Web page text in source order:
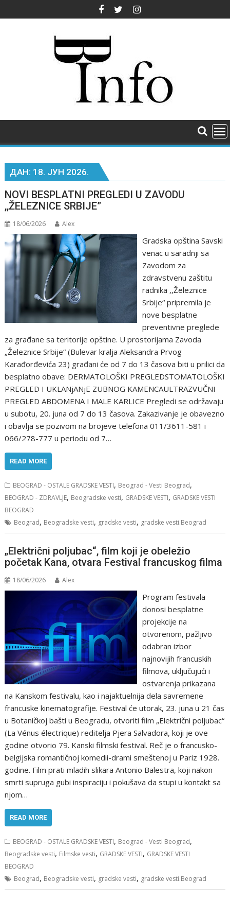
to
ДАН: 18. ЈУН 2026.
NOVI BESPLATNI PREGLEDI U ZAVODU
,,ŽELEZNICE SRBIJE”
18/06/2026 Alex
Gradska opština Savski
venac u saradnji sa
Zavodom za
zdravstvenu zaštitu
radnika ,,Železnice
Srbije“ pripremila je
nove besplatne
preventivne preglede
za građane sa teritorije opštine. U prostorijama Zavoda
„Železnice Srbije“ (Bulevar kralja Aleksandra Prvog
Karađorđevića 23) građani će od 7 do 13 časova biti u prilici da
besplatno obave: DERMATOLOŠKI PREGLEDSTOMATOLOŠKI
PREGLED I UKLANjANjE ZUBNOG KAMENCAULTRAZVUČNI
PREGLED ABDOMENA I MALE KARLICE Pregledi se održavaju
u subotu, 20. juna od 7 do 13 časova. Zakazivanje je obavezno
i obavlja se pozivom na brojeve telefona 011/3611-581 i
066/278-777 u periodu od 7…
READ MORE
BEOGRAD - OSTALE GRADSKE VESTI, Beograd - Vesti Beograd,
BEOGRAD - ZDRAVLJE, Beogradske vesti, GRADSKE VESTI, GRADSKE VESTI
BEOGRAD
Beograd, Beogradske vesti, gradske vesti, gradske vesti.Beograd
„Električni poljubac“, film koji je obeležio
početak Kana, otvara Festival francuskog filma
18/06/2026 Alex
Program festivala
donosi besplatne
projekcije na
otvorenom, pažljivo
odabran izbor
najnovijih francuskih
filmova, uključujući i
ostvarenja prikazana
na Kanskom festivalu, kao i najaktuelnija dela savremene
francuske kinematografije. Festival će utorak, 23. juna u 21 čas
u Botaničkoj bašti u Beogradu, otvoriti film „Električni poljubac“
(La Vénus électrique) reditelja Pjera Salvadora, koji je ove
godine otvorio 79. Kanski filmski festival. Reč je o francusko-
belgijska romantičnoj komedii-drami smeštenoj u Pariz 1928.
godine. Film prati mladih slikara Antonio Balestra, koji nakon
smrti supruga gubi inspiraciju i pokušava da stupi u kontakt sa
njom…
READ MORE
BEOGRAD - OSTALE GRADSKE VESTI, Beograd - Vesti Beograd,
Beogradske vesti, Filmske vesti, GRADSKE VESTI, GRADSKE VESTI
BEOGRAD
Beograd, Beogradske vesti, gradske vesti, gradske vesti.Beograd